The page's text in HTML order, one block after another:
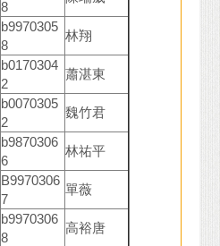
8
b9970305
8
林翔
b0170304
2
蕭湛東
b0070305
2
魏竹君
b9870306
6
林祐平
B9970306
7
單薇
b9970306
8
高裕唐